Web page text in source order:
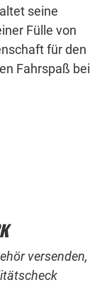
seine
Fülle von
für den
Fahrspaß bei
versenden,